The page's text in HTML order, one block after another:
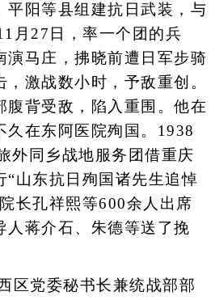
平阳等县组建抗日武装，与
月27日，率一个团的兵
演马庄，拂晓前遭日军步骑
激战数小时，予敌重创。
腹背受敌，陷入重围。他在
久在东阿医院殉国。1938
外同乡战地服务团借重庆
“山东抗日殉国诸先生追悼
长孔祥熙等600余人出席
人蒋介石、朱德等送了挽
党委秘书长兼统战部部